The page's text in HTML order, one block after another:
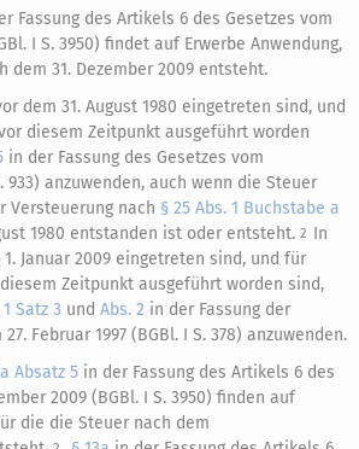
Fassung des Artikels 6 des Gesetzes vom
I S. 3950) findet auf Erwerbe Anwendung,
dem 31. Dezember 2009 entsteht.
dem 31. August 1980 eingetreten sind, und
diesem Zeitpunkt ausgeführt worden
in der Fassung des Gesetzes vom
933) anzuwenden, auch wenn die Steuer
Versteuerung nach § 25 Abs. 1 Buchstabe a
1980 entstanden ist oder entsteht. 2 In
Januar 2009 eingetreten sind, und für
Zeitpunkt ausgeführt worden sind,
Satz 3 und Abs. 2 in der Fassung der
Februar 1997 (BGBl. I S. 378) anzuwenden.
Absatz 5 in der Fassung des Artikels 6 des
2009 (BGBl. I S. 3950) finden auf
die die Steuer nach dem